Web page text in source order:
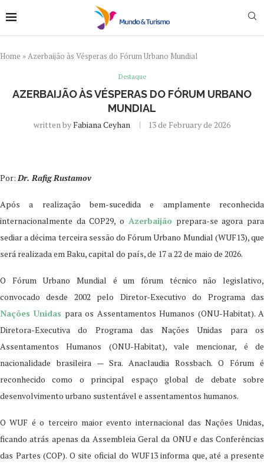
Home »Azerbaijão às Vésperas do Fórum Urbano Mundial
Destaque
AZERBAIJÃO ÀS VÉSPERAS DO FÓRUM URBANO
MUNDIAL
written byFabiana Ceyhan 13 de February de 2026
Por:Dr. Rafig Rustamov
Após a realização bem-sucedida e amplamente reconhecida
internacionalmente da COP29, o Azerbaijão prepara-se agora para
sediar a décima terceira sessão do Fórum Urbano Mundial (WUF13), que
será realizada em Baku, capital do país, de 17 a 22 de maio de 2026.
O Fórum Urbano Mundial é um fórum técnico não legislativo,
convocado desde 2002 pelo Diretor-Executivo do Programa das
Nações Unidas para os Assentamentos Humanos (ONU-Habitat). A
Diretora-Executiva do Programa das Nações Unidas para os
Assentamentos Humanos (ONU-Habitat), vale mencionar, é de
nacionalidade brasileira — Sra. Anaclaudia Rossbach. O Fórum é
reconhecido como o principal espaço global de debate sobre
desenvolvimento urbano sustentável e assentamentos humanos.
O WUF é o terceiro maior evento internacional das Nações Unidas,
ficando atrás apenas da Assembleia Geral da ONU e das Conferências
das Partes (COP). O site oficial do WUF13 informa que, até a presente